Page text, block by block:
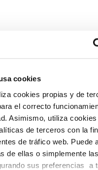
cookies
cookies propias y de
el correcto
Asimismo, utiliza cookies
de terceros con la
de tráfico web. Puede
de ellas o simplemente las
sus preferencias a